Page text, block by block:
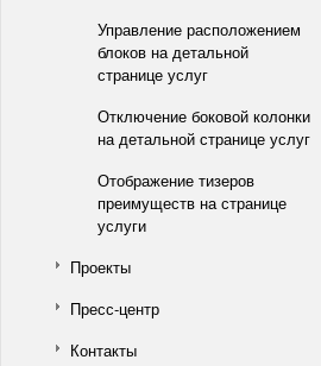
Управление расположением
блоков на детальной
странице услуг
Отключение боковой колонки
на детальной странице услуг
Отображение тизеров
преимуществ на странице
услуги
Проекты
Пресс-центр
Контакты